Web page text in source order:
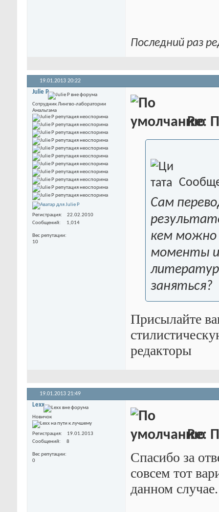
Последний раз
19.01.2013 20:22
Julie P
Сотрудник Лингво-лаборатории
Амальгама
Регистрация
22.02.2010
Сообщений
1,014
Вес репутации
10
Re:
Сам
кем можно
моменты и
заняться?
Присылайте
редакторы
19.01.2013 21:49
Lexx
Новичок
Регистрация
19.01.2013
Сообщений
8
Вес репутации
0
Re:
Спасибо за
совсем тот
данном